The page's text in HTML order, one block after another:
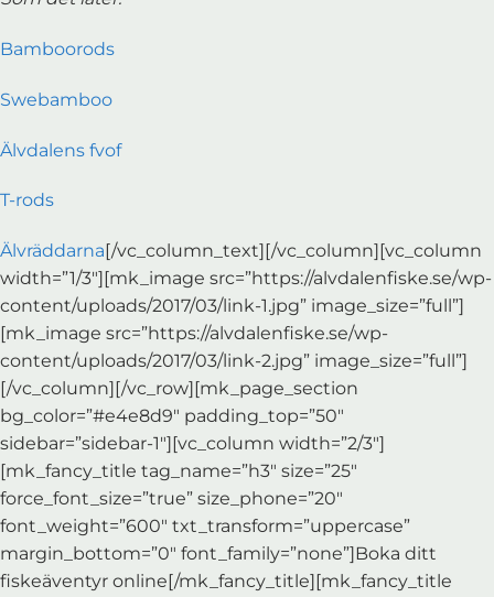
Bamboorods
Swebamboo
Älvdalens fvof
T-rods
Älvräddarna[/vc_column_text][/vc_column][vc_column
width=”1/3″][mk_image src=”https://alvdalenfiske.se/wp-
content/uploads/2017/03/link-1.jpg” image_size=”full”]
[mk_image src=”https://alvdalenfiske.se/wp-
content/uploads/2017/03/link-2.jpg” image_size=”full”]
[/vc_column][/vc_row][mk_page_section
bg_color=”#e4e8d9″ padding_top=”50″
sidebar=”sidebar-1″][vc_column width=”2/3″]
[mk_fancy_title tag_name=”h3″ size=”25″
force_font_size=”true” size_phone=”20″
font_weight=”600″ txt_transform=”uppercase”
margin_bottom=”0″ font_family=”none”]Boka ditt
fiskeäventyr online[/mk_fancy_title][mk_fancy_title